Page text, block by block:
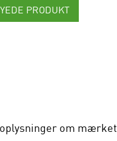
PRODUKT
om mærket.